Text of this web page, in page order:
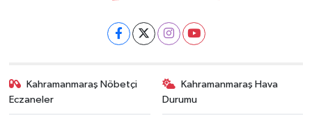
Kahramanmaraş Nöbetçi
Eczaneler
Kahramanmaraş Hava
Durumu